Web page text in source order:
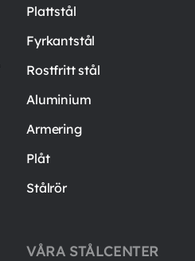
Plattstål
Fyrkantstål
Rostfritt stål
Aluminium
Armering
Plåt
Stålrör
VÅRA STÅLCENTER